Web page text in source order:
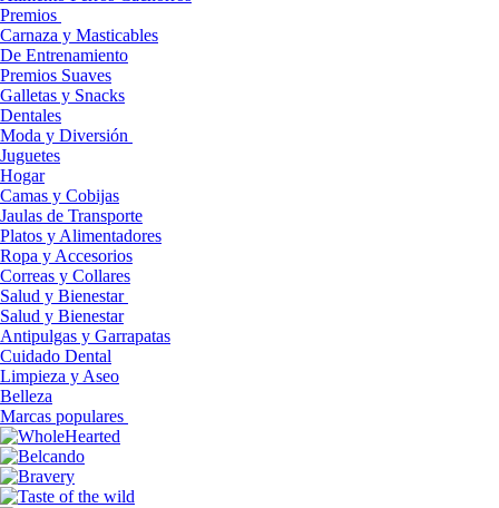
Premios
Carnaza y Masticables
De Entrenamiento
Premios Suaves
Galletas y Snacks
Dentales
Moda y Diversión
Juguetes
Hogar
Camas y Cobijas
Jaulas de Transporte
Platos y Alimentadores
Ropa y Accesorios
Correas y Collares
Salud y Bienestar
Salud y Bienestar
Antipulgas y Garrapatas
Cuidado Dental
Limpieza y Aseo
Belleza
Marcas populares